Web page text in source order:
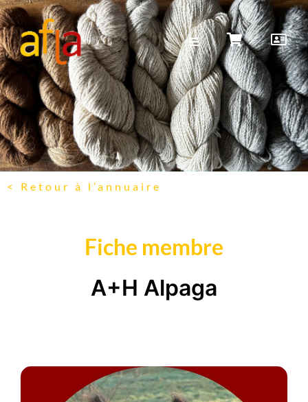
< Retour à l’annuaire
Fiche membre
A+H Alpaga